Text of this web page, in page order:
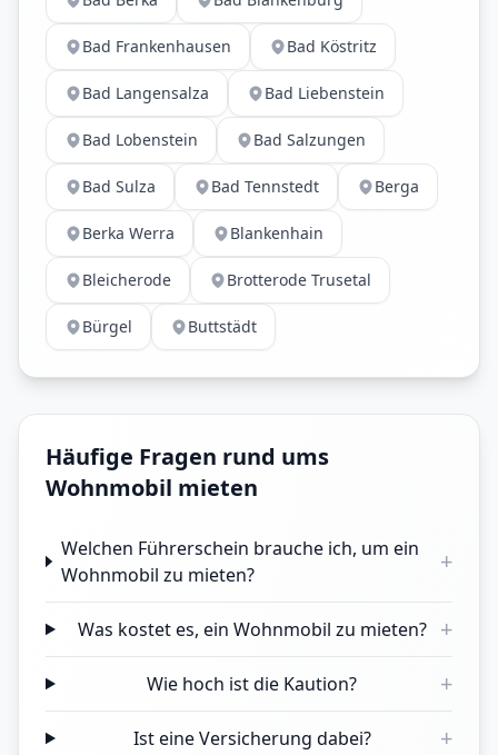
Bad Frankenhausen Bad Köstritz
Bad Langensalza Bad Liebenstein
Bad Lobenstein Bad Salzungen
Bad Sulza Bad Tennstedt Berga
Berka Werra Blankenhain
Bleicherode Brotterode Trusetal
Bürgel Buttstädt
Häufige Fragen rund ums
Wohnmobil mieten
Welchen Führerschein brauche ich, um ein
Wohnmobil zu mieten?
+
Was kostet es, ein Wohnmobil zu mieten? +
Wie hoch ist die Kaution? +
Ist eine Versicherung dabei? +